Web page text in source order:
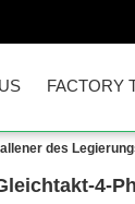
FACTORY
des
4-